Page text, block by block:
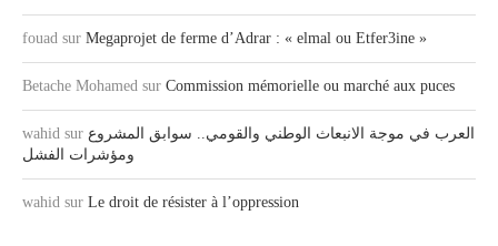
fouad sur Megaprojet de ferme d’Adrar : « elmal ou Etfer3ine »
Betache Mohamed sur Commission mémorielle ou marché aux puces
wahid sur العرب في موجة الانبعاث الوطني والقومي.. سوابق المشروع
ومؤشرات الفشل
wahid sur Le droit de résister à l’oppression